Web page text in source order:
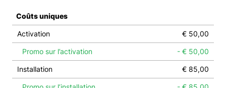
Coûts uniques
Activation € 50,00
Promo sur l’activation - € 50,00
Installation € 85,00